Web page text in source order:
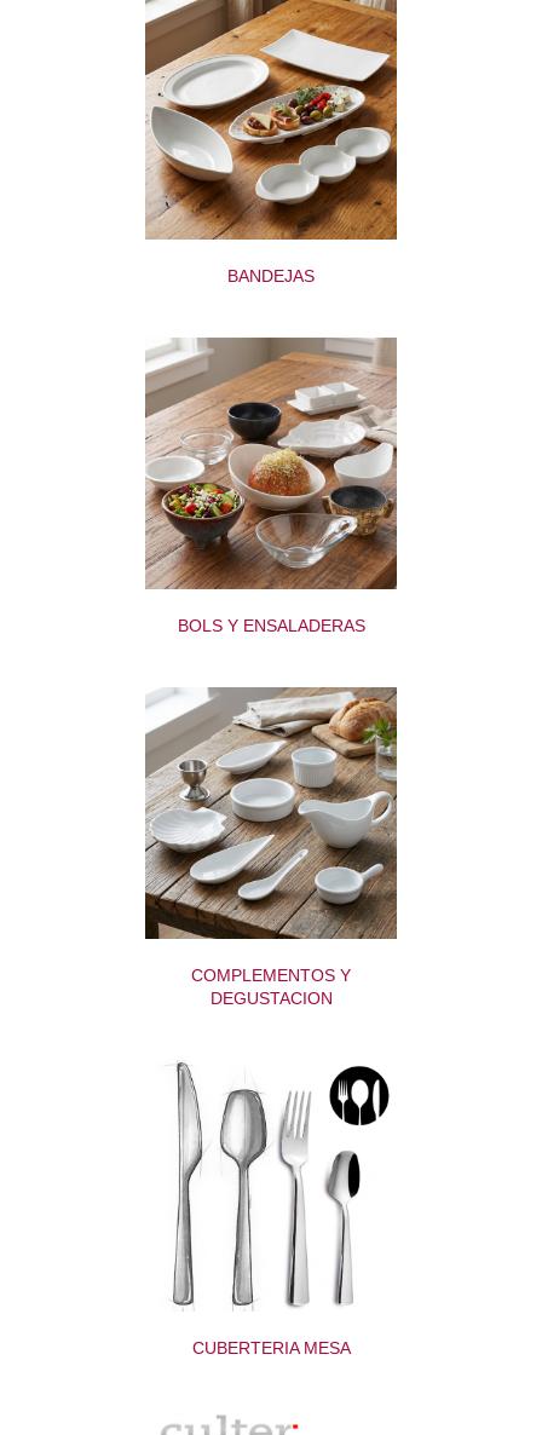
BANDEJAS
BOLS Y ENSALADERAS
COMPLEMENTOS Y
DEGUSTACION
CUBERTERIA MESA